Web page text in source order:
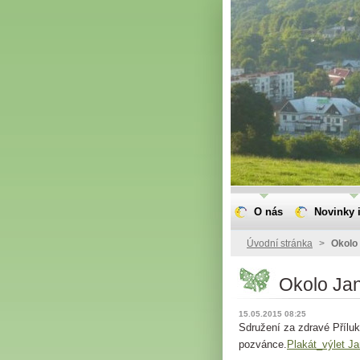
Úvodní stránka > Okolo
Okolo
15.05.2015 08:25
Sdružení za zdravé
pozvánce. Plakát_výlet
O nás Novinky